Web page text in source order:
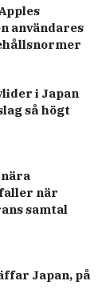
användares
i Japan
så högt
när
samtal
Japan, på